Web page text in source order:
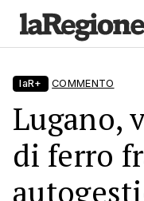
laR+ COMMENTO
Lugano,
di ferro